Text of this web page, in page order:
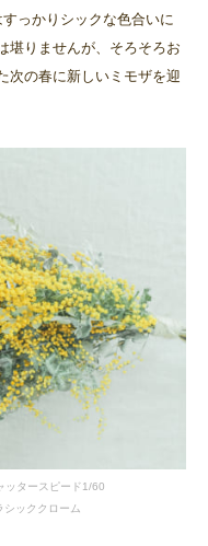
っかりシックな色合いに
堪りませんが、そろそろお
次の春に新しいミモザを迎
ッタースピード1/60
シッククローム